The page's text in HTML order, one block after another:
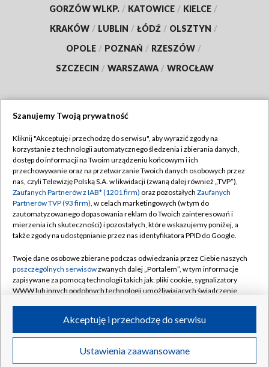
GORZÓW WLKP. / KATOWICE / KIELCE /
KRAKÓW / LUBLIN / ŁÓDŹ / OLSZTYN /
OPOLE / POZNAŃ / RZESZÓW /
SZCZECIN / WARSZAWA / WROCŁAW
TVP
Abonament TVP
Emisja w TVP
Centrum informacji TVP
Naziemna Telewizja Cyfrowa
Rada Programowa
System NOS
Informacje o nadawcy
Program dla prasy
Ogłoszenie przetargowe
Regulamin TVP
Polityka prywatności
Moje zgody
Pomoc
Kontakt
Kanały
©2026 Telewizja Polska S.A. w likwidacji
Szanujemy Twoją prywatność
Kliknij "Akceptuję i przechodzę do serwisu", aby wyrazić zgody na
korzystanie z technologii automatycznego śledzenia i zbierania danych,
dostęp do informacji na Twoim urządzeniu końcowym i ich
przechowywanie oraz na przetwarzanie Twoich danych osobowych przez
nas, czyli Telewizję Polską S.A. w likwidacji (zwaną dalej również „TVP”),
Zaufanych Partnerów z IAB* (1201 firm) oraz pozostałych Zaufanych
Partnerów TVP (93 firm), w celach marketingowych (w tym do
zautomatyzowanego dopasowania reklam do Twoich zainteresowań i
mierzenia ich skuteczności) i pozostałych, które wskazujemy poniżej, a
także zgody na udostępnianie przez nas identyfikatora PPID do Google.
Twoje dane osobowe zbierane podczas odwiedzania przez Ciebie naszych
poszczególnych serwisówzwanych dalej „Portalem”, w tym informacje
zapisywane za pomocą technologii takich jak: pliki cookie, sygnalizatory
WWW lub innych podobnych technologii umożliwiających świadczenie
ruchu w Internecie.
Twoje dane osobowe zbierane podczas odwiedzania przez Ciebie
poszczególnych serwisówna Portalu, takie jak adresy IP, identyfikatory
Ustawienia zaawansowane
Akceptuję i przechodzę do serwisu